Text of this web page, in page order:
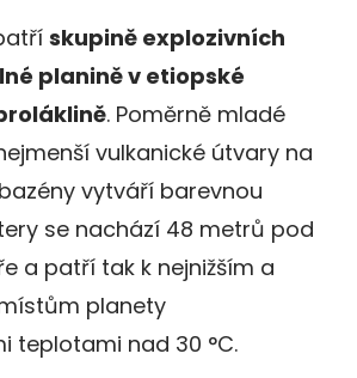
skupině explozivních
planině v etiopské
. Poměrně mladé
vulkanické útvary na
vytváří barevnou
se nachází 48 metrů pod
a patří tak k nejnižším a
planety
teplotami nad 30 °C.